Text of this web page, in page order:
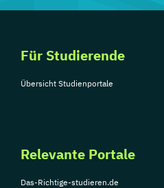
Für Studierende
Übersicht Studienportale
Relevante Portale
Das-Richtige-studieren.de